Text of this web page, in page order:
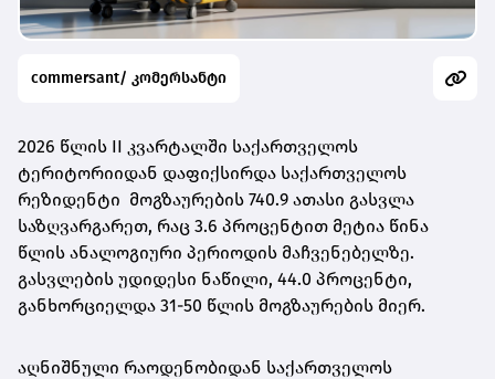
commersant/ კომერსანტი
2026 წლის II კვარტალში საქართველოს
ტერიტორიიდან დაფიქსირდა საქართველოს
რეზიდენტი მოგზაურების 740.9 ათასი გასვლა
საზღვარგარეთ, რაც 3.6 პროცენტით მეტია წინა
წლის ანალოგიური პერიოდის მაჩვენებელზე.
გასვლების უდიდესი ნაწილი, 44.0 პროცენტი,
განხორციელდა 31-50 წლის მოგზაურების მიერ.
აღნიშნული რაოდენობიდან საქართველოს